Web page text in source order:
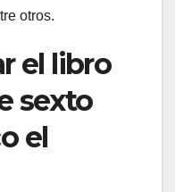
otros.
el libro
sexto
el